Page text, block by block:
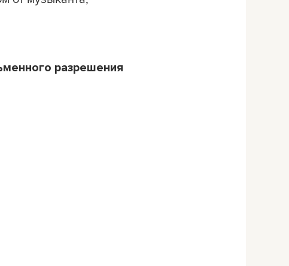
разрешения